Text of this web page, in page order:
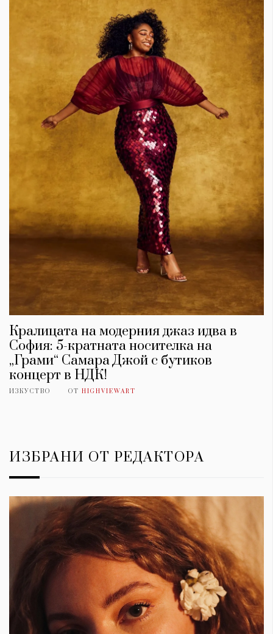
Кралицата на модерния джаз идва в
София: 5-кратната носителка на
„Грами“ Самара Джой с бутиков
концерт в НДК!
ИЗКУСТВО ОТ HIGHVIEWART
ИЗБРАНИ ОТ РЕДАКТОРА